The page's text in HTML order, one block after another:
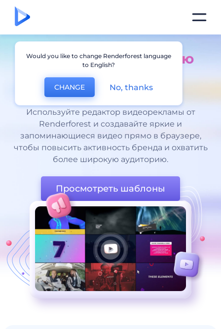
СоздайтеБесплатную
видеорекламу
несколько минут
Используйте редактор видеорекламы от
Renderforest и создавайте яркие и
запоминающиеся видео прямо в браузере,
чтобы повысить активность бренда и охватить
более широкую аудиторию.
Просмотреть шаблоны
Would you like to change Renderforest language
to English?
CHANGE No, thanks